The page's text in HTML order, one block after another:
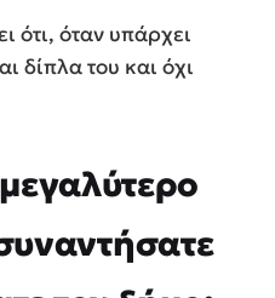
ότι, όταν υπάρχει
δίπλα του και όχι